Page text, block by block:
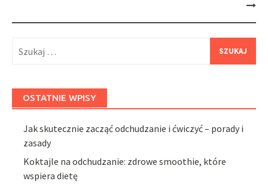
OSTATNIE WPISY
Jak skutecznie zacząć odchudzanie i ćwiczyć – porady i
zasady
Koktajle na odchudzanie: zdrowe smoothie, które
wspiera dietę